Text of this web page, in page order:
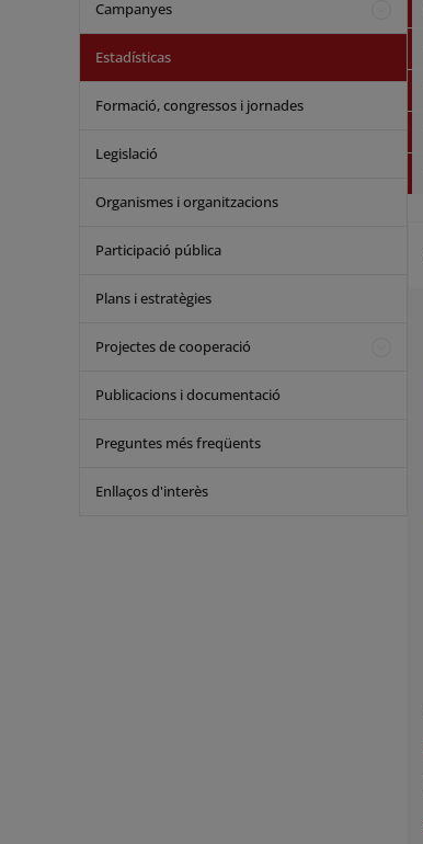
Campanyes
Estadísticas
Formació, congressos i jornades
Legislació
Organismes i organitzacions
Participació pública
Plans i estratègies
Projectes de cooperació
Publicacions i documentació
Preguntes més freqüents
Enllaços d'interès